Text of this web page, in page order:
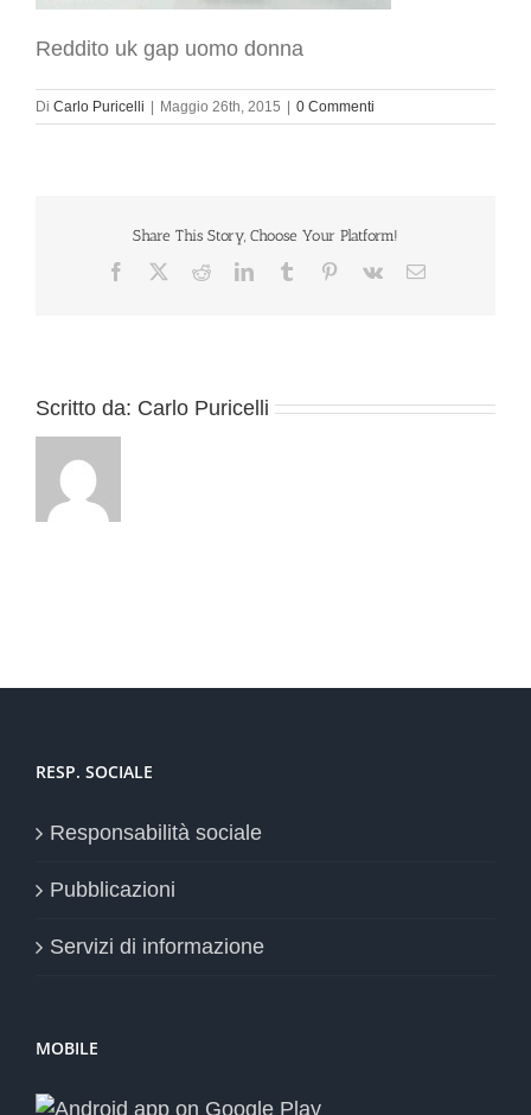
Reddito uk gap uomo donna
Di Carlo Puricelli Maggio 26th, 2015 0 Commenti
Share This Story, Choose Your Platform!
Facebook RedditLinkedInTumblr Pinterest
Vk Email
Scritto da: Carlo Puricelli
RESP. SOCIALE
Responsabilità sociale
Pubblicazioni
Servizi di informazione
MOBILE